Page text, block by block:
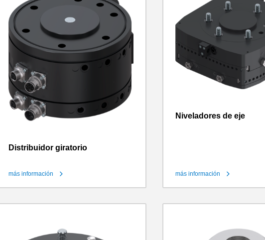
Distribuidor giratorio
más información
Niveladores de eje
más información